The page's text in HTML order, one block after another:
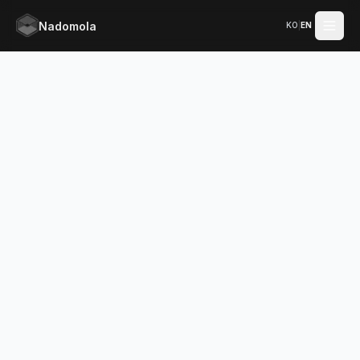
메인 콘텐츠로 건너뛰기
Nadomola KO EN